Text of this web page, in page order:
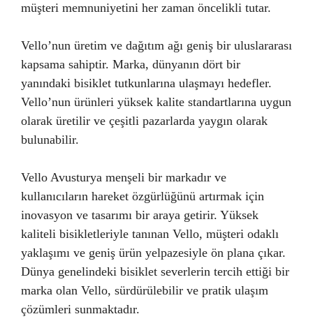
müşteri memnuniyetini her zaman öncelikli tutar.
Vello’nun üretim ve dağıtım ağı geniş bir uluslararası
kapsama sahiptir. Marka, dünyanın dört bir
yanındaki bisiklet tutkunlarına ulaşmayı hedefler.
Vello’nun ürünleri yüksek kalite standartlarına uygun
olarak üretilir ve çeşitli pazarlarda yaygın olarak
bulunabilir.
Vello Avusturya menşeli bir markadır ve
kullanıcıların hareket özgürlüğünü artırmak için
inovasyon ve tasarımı bir araya getirir. Yüksek
kaliteli bisikletleriyle tanınan Vello, müşteri odaklı
yaklaşımı ve geniş ürün yelpazesiyle ön plana çıkar.
Dünya genelindeki bisiklet severlerin tercih ettiği bir
marka olan Vello, sürdürülebilir ve pratik ulaşım
çözümleri sunmaktadır.